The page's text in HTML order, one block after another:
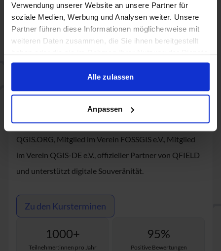
Verwendung unserer Website an unsere Partner für
soziale Medien, Werbung und Analysen weiter. Unsere
Partner führen diese Informationen möglicherweise mit
weiteren Daten zusammen, die Sie ihnen bereitgestellt
gesammelt haben.
Alle zulassen
Anpassen
praxisorientierte Online-Kurse in Kleingruppen für
QGIS, PostGIS und verwandter Software. Unsere
Trainer:innen kombinieren mehrjährige
Unser Ziel ist es, den Kursteilnehmenden so früh wie
Die Maptransfer GmbH ist Fördermitglied von
QGIS.ORG, Mitglied im Verein FOSSGIS e.V., Mitglied
im Verein QGIS-DE e.V., offizieller Partner von QFIELD
und unterstützt digitale Souveränität.
Zu den Kursterminen
1000+
Teilnehmer:innen pro Jahr
95%
Positive Bewertungen